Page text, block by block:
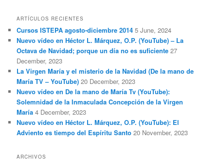
ARTÍCULOS RECIENTES
Cursos ISTEPA agosto-diciembre 2014 5 June, 2024
Nuevo vídeo en Héctor L. Márquez, O.P. (YouTube) – La
Octava de Navidad; porque un día no es suficiente 27
December, 2023
La Virgen María y el misterio de la Navidad (De la mano de
María TV – YouTube) 20 December, 2023
Nuevo vídeo en De la mano de María Tv (YouTube):
Solemnidad de la Inmaculada Concepción de la Virgen
María 4 December, 2023
Nuevo vídeo en Héctor L. Márquez, O.P. (YouTube): El
Adviento es tiempo del Espíritu Santo 20 November, 2023
ARCHIVOS